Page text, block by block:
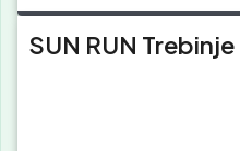
SUN RUN Trebinje